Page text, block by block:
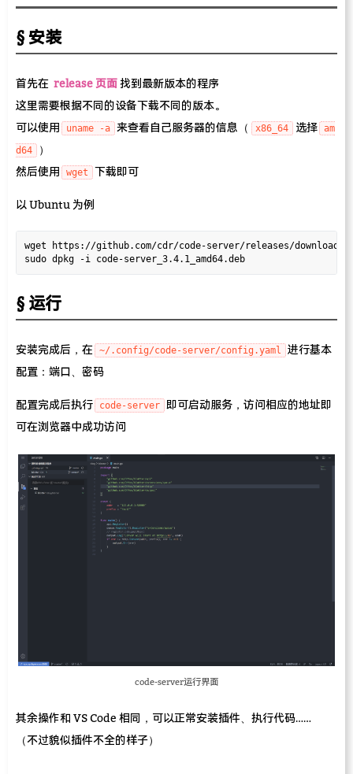
安装
首先在 release 页面找到最新版本的程序
这里需要根据不同的设备下载不同的版本。
可以使用
uname -a 来查看自己服务器的信息（ x86_64 选择
am
d64
）
然后使用
wget 下载即可
以 Ubuntu 为例
wget https://github.com/cdr/code-server/releases/download/
运行
安装完成后，在 ~/.config/code-server/config.yaml
进行基本
配置：端口、密码
配置完成后执行 code-server
即可启动服务，访问相应的地址即
可在浏览器中成功访问
code-server运行界面
其余操作和 VS Code 相同，可以正常安装插件、执行代码……
（不过貌似插件不全的样子）